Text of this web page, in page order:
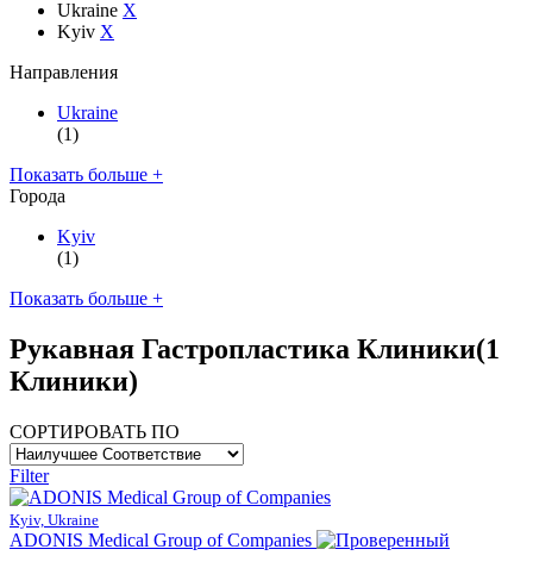
Ukraine X
Kyiv X
Направления
Ukraine
(1)
Показать больше +
Города
Kyiv
(1)
Показать больше +
Рукавная Гастропластика Клиники(1
Клиники)
СОРТИРОВАТЬ ПО
Filter
Kyiv, Ukraine
ADONIS Medical Group of Companies